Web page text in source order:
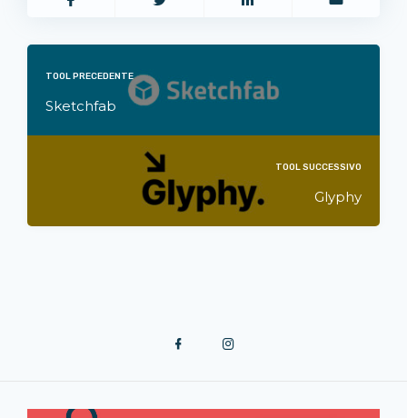
TOOL PRECEDENTE
Sketchfab
TOOL SUCCESSIVO
Glyphy